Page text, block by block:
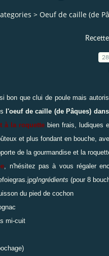
> Oeuf de caille (de
bon que clui de poule mais
l'oeuf de caille (de Pâques)
à la roquettebien frais, ludiques
et plus fondant en bouche,
de la gourmandise et la
, n'hésitez pas à vous régaler
Ingrédients (pour 8
du pied de cochon
mi-cuit